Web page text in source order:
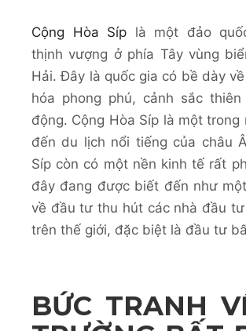
Cộng Hòa Síp là một đảo
thịnh vượng ở phía Tây vùng
Hải. Đây là quốc gia có bề dày
hóa phong phú, cảnh sắc thiên
động. Cộng Hòa Síp là một trong
đến du lịch nổi tiếng của châu
Síp còn có một nền kinh tế rất
đây đang được biết đến như
về đầu tư thu hút các nhà đầu
trên thế giới, đặc biệt là đầu tư
BỨC TRANH